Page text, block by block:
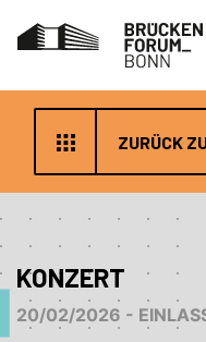
ZURÜCK
KONZERT
20/02/2026 -